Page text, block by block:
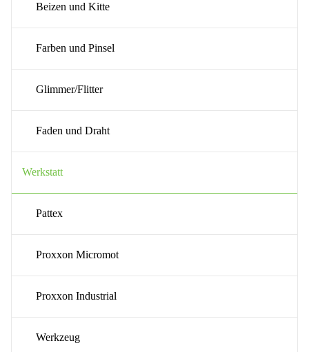
Beizen und Kitte
Farben und Pinsel
Glimmer/Flitter
Faden und Draht
Werkstatt
Pattex
Proxxon Micromot
Proxxon Industrial
Werkzeug